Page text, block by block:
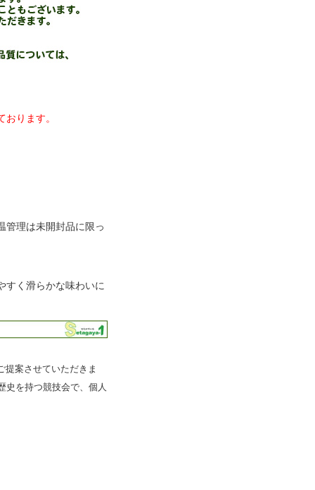
ります。
管理は未開封品に限っ
すく滑らかな味わいに
提案させていただきま
史を持つ競技会で、個人